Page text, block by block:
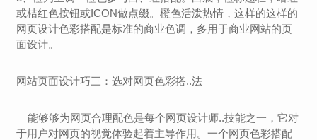
或桔红色按钮或ICON做点缀。橙色活泼热情，这样的这样的
网页设计色彩搭配是标准的商业色调，多用于商业网站的页
面设计。
网站页面设计巧三：选对网页色彩搭..法
能够够为网页合理配色是每个网页设计师..技能之一，它对
于用户对网页的视觉体验起着主导作用。一个网页色彩搭配